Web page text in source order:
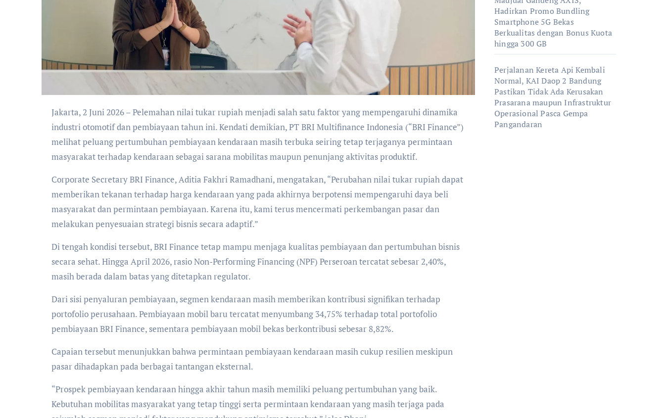
Jakarta, 2 Juni 2026 – Pelemahan nilai tukar rupiah menjadi salah satu faktor yang mempengaruhi dinamika
industri otomotif dan pembiayaan tahun ini. Kendati demikian, PT BRI Multifinance Indonesia (“BRI Finance”)
melihat peluang pertumbuhan pembiayaan kendaraan masih terbuka seiring tetap terjaganya permintaan
masyarakat terhadap kendaraan sebagai sarana mobilitas maupun penunjang aktivitas produktif.
Corporate Secretary BRI Finance, Aditia Fakhri Ramadhani, mengatakan, “Perubahan nilai tukar rupiah dapat
memberikan tekanan terhadap harga kendaraan yang pada akhirnya berpotensi mempengaruhi daya beli
masyarakat dan permintaan pembiayaan. Karena itu, kami terus mencermati perkembangan pasar dan
melakukan penyesuaian strategi bisnis secara adaptif.”
Di tengah kondisi tersebut, BRI Finance tetap mampu menjaga kualitas pembiayaan dan pertumbuhan bisnis
secara sehat. Hingga April 2026, rasio Non-Performing Financing (NPF) Perseroan tercatat sebesar 2,40%,
masih berada dalam batas yang ditetapkan regulator.
Dari sisi penyaluran pembiayaan, segmen kendaraan masih memberikan kontribusi signifikan terhadap
portofolio perusahaan. Pembiayaan mobil baru tercatat menyumbang 34,75% terhadap total portofolio
pembiayaan BRI Finance, sementara pembiayaan mobil bekas berkontribusi sebesar 8,82%.
Capaian tersebut menunjukkan bahwa permintaan pembiayaan kendaraan masih cukup resilien meskipun
pasar dihadapkan pada berbagai tantangan eksternal.
“Prospek pembiayaan kendaraan hingga akhir tahun masih memiliki peluang pertumbuhan yang baik.
Kebutuhan mobilitas masyarakat yang tetap tinggi serta permintaan kendaraan yang masih terjaga pada
Hadirkan Promo Bundling
Smartphone 5G Bekas
Berkualitas dengan Bonus Kuota
hingga 300 GB
Perjalanan Kereta Api Kembali
Normal, KAI Daop 2 Bandung
Pastikan Tidak Ada Kerusakan
Prasarana maupun Infrastruktur
Operasional Pasca Gempa
Pangandaran